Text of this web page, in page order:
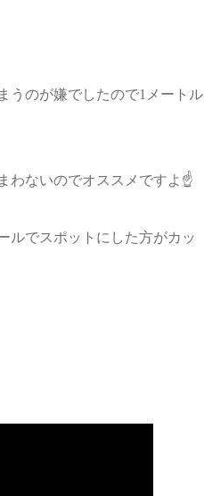
うのが嫌でしたので1メートル
わないのでオススメですよ☝️
ルでスポットにした方がカッ